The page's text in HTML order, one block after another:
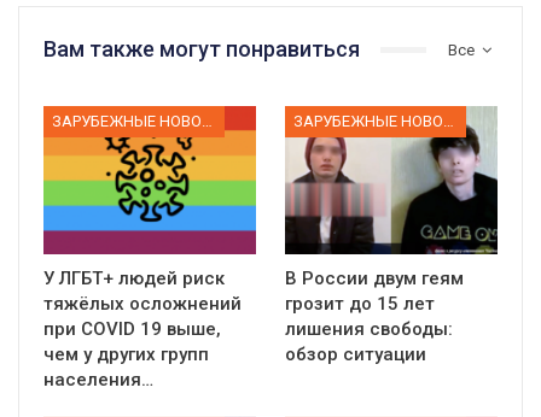
Все
Вам также могут понравиться
У ЛГБТ+ людей риск
тяжёлых осложнений
при COVID 19 выше,
чем у других групп
населения…
В России двум геям
грозит до 15 лет
лишения свободы:
обзор ситуации